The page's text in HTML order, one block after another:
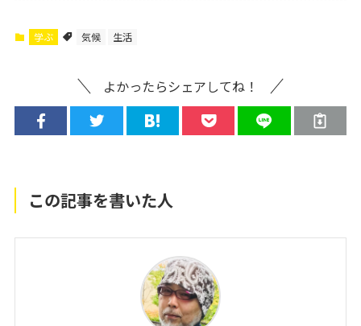
学ぶ 気候 生活
よかったらシェアしてね！
この記事を書いた人